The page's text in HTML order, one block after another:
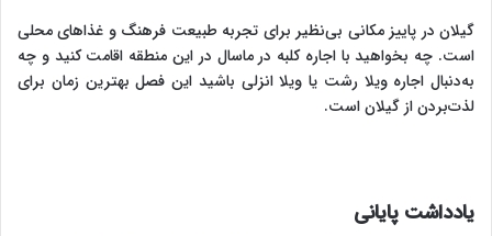
گیلان در پاییز مکانی بی‌نظیر برای تجربه طبیعت فرهنگ و غذاهای محلی
است. چه بخواهید با اجاره کلبه در ماسال در این منطقه اقامت کنید و چه
به‌دنبال اجاره ویلا رشت یا ویلا انزلی باشید این فصل بهترین زمان برای
لذت‌بردن از گیلان است.
یادداشت پایانی